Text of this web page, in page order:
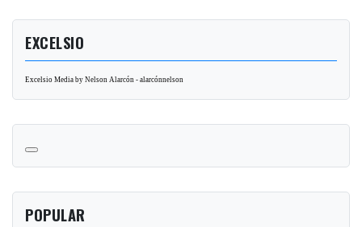
EXCELSIO
Excelsio Media by Nelson Alarcón - alarcónnelson
POPULAR